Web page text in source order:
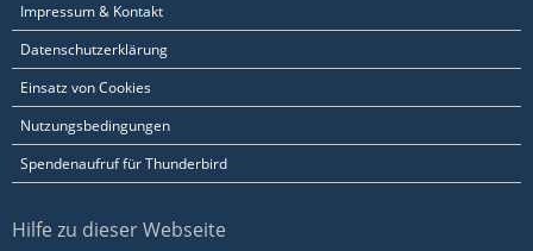
Impressum & Kontakt
Datenschutzerklärung
Einsatz von Cookies
Nutzungsbedingungen
Spendenaufruf für Thunderbird
Hilfe zu dieser Webseite